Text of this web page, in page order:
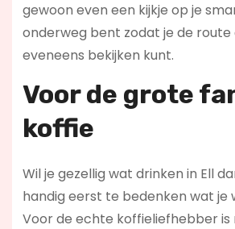
gewoon even een kijkje op je
onderweg bent zodat je de
eveneens bekijken kunt.
Voor de grote
koffie
Wil je gezellig wat drinken in Ell
handig eerst te bedenken wat je
Voor de echte koffieliefhebber is